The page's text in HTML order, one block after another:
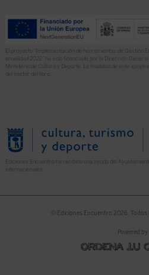
El proyecto “Implementación de herramientas de Gestión
anualidad 2022” ha sido financiado por la Dirección
Ministerio de Cultura y Deporte. La finalidad de este apoyo
del sector del libro.
Ediciones Encuentro ha recibido una ayuda del
© Ediciones Encuentro 2026. Todos
Powered by